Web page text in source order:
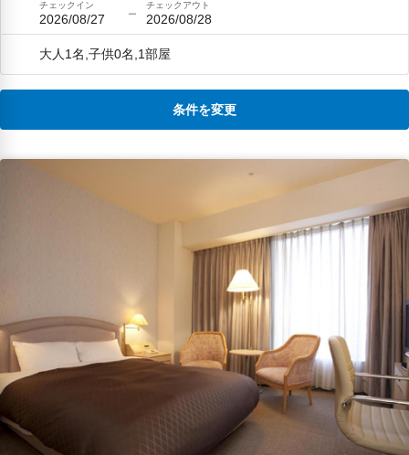
チェックイン
2026/08/27
チェックアウト
2026/08/28
大人1名,子供0名,1部屋
条件を変更